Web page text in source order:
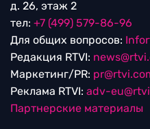
д. 26, этаж 2
тел: +7 (499) 579-86-96
Для общих вопросов:
Редакция RTVI:
Маркетинг/PR:
Реклама RTVI: adv-
Партнерские материалы